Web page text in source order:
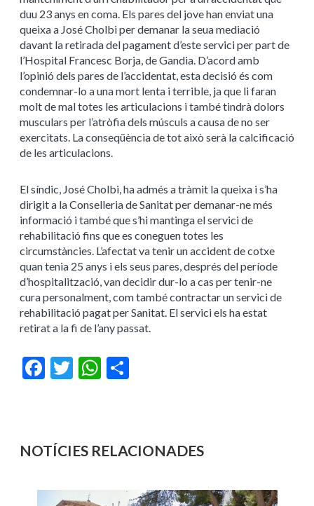
duu 23 anys en coma. Els pares del jove han enviat una
queixa a José Cholbi per demanar la seua mediació
davant la retirada del pagament d’este servici per part de
l’Hospital Francesc Borja, de Gandia. D’acord amb
l’opinió dels pares de l’accidentat, esta decisió és com
condemnar-lo a una mort lenta i terrible, ja que li faran
molt de mal totes les articulacions i també tindrà dolors
musculars per l’atròfia dels músculs a causa de no ser
exercitats. La conseqüència de tot això serà la calcificació
de les articulacions.
El síndic, José Cholbi, ha admés a tràmit la queixa i s’ha
dirigit a la Conselleria de Sanitat per demanar-ne més
informació i també que s’hi mantinga el servici de
rehabilitació fins que es coneguen totes les
circumstàncies. L’afectat va tenir un accident de cotxe
quan tenia 25 anys i els seus pares, després del període
d’hospitalització, van decidir dur-lo a cas per tenir-ne
cura personalment, com també contractar un servici de
rehabilitació pagat per Sanitat. El servici els ha estat
retirat a la fi de l’any passat.
Facebook
Twitter WhatsApp
NOTÍCIES RELACIONADES